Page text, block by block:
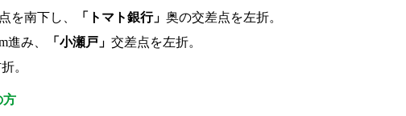
を南下し、 「トマト銀行」 奥の交差点を左折。
進み、
「小瀬戸」 交差点を左折。
。
方